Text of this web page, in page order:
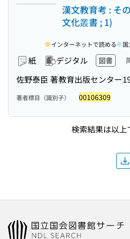
漢文教育考 : そ
文化叢書 ; 1)
紙 デジタル 図書
佐野泰臣 著教育出版センター
インターネットで読める
著者標目（識別子） 00106309
検索結果は以上